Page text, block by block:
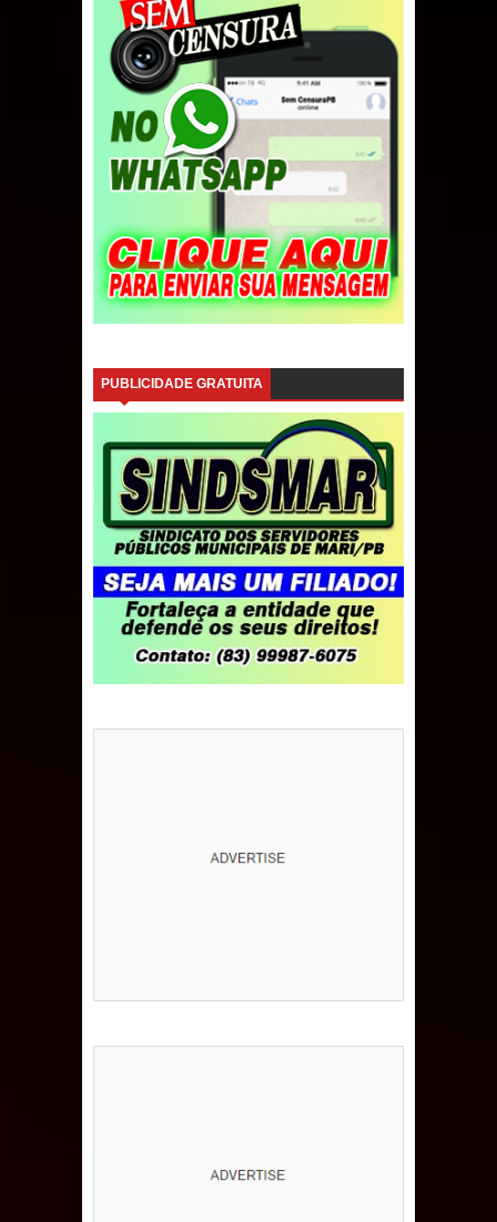
PUBLICIDADE GRATUITA